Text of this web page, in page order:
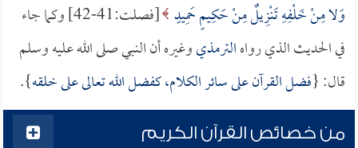
وَلا مِنْ خَلْفِهِ تَنْزِيلٌ مِنْ حَكِيمٍ حَمِيدٍ
[فصلت:41-42] وكما جاء
في الحديث الذي رواهالترمذيوغيره أن النبي صلى الله عليه وسلم
قال: {فضل القرآن على سائر الكلام، كفضل الله تعالى على خلقه}.
من خصائص القرآن الكريم